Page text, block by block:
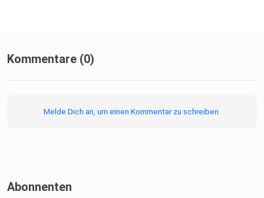
Kommentare (0)
Melde Dich an, um einen Kommentar zu schreiben.
Abonnenten